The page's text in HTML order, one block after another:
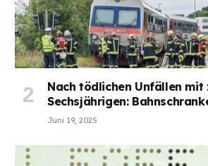
Nach tödlichen Unfällen mit
Sechsjährigen:
Juni 19, 2025